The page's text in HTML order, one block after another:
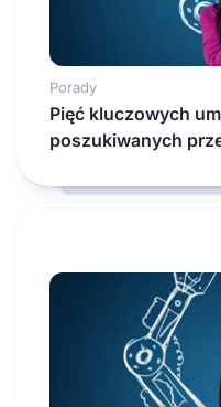
Porady
Pięć kluczowych
poszukiwanych